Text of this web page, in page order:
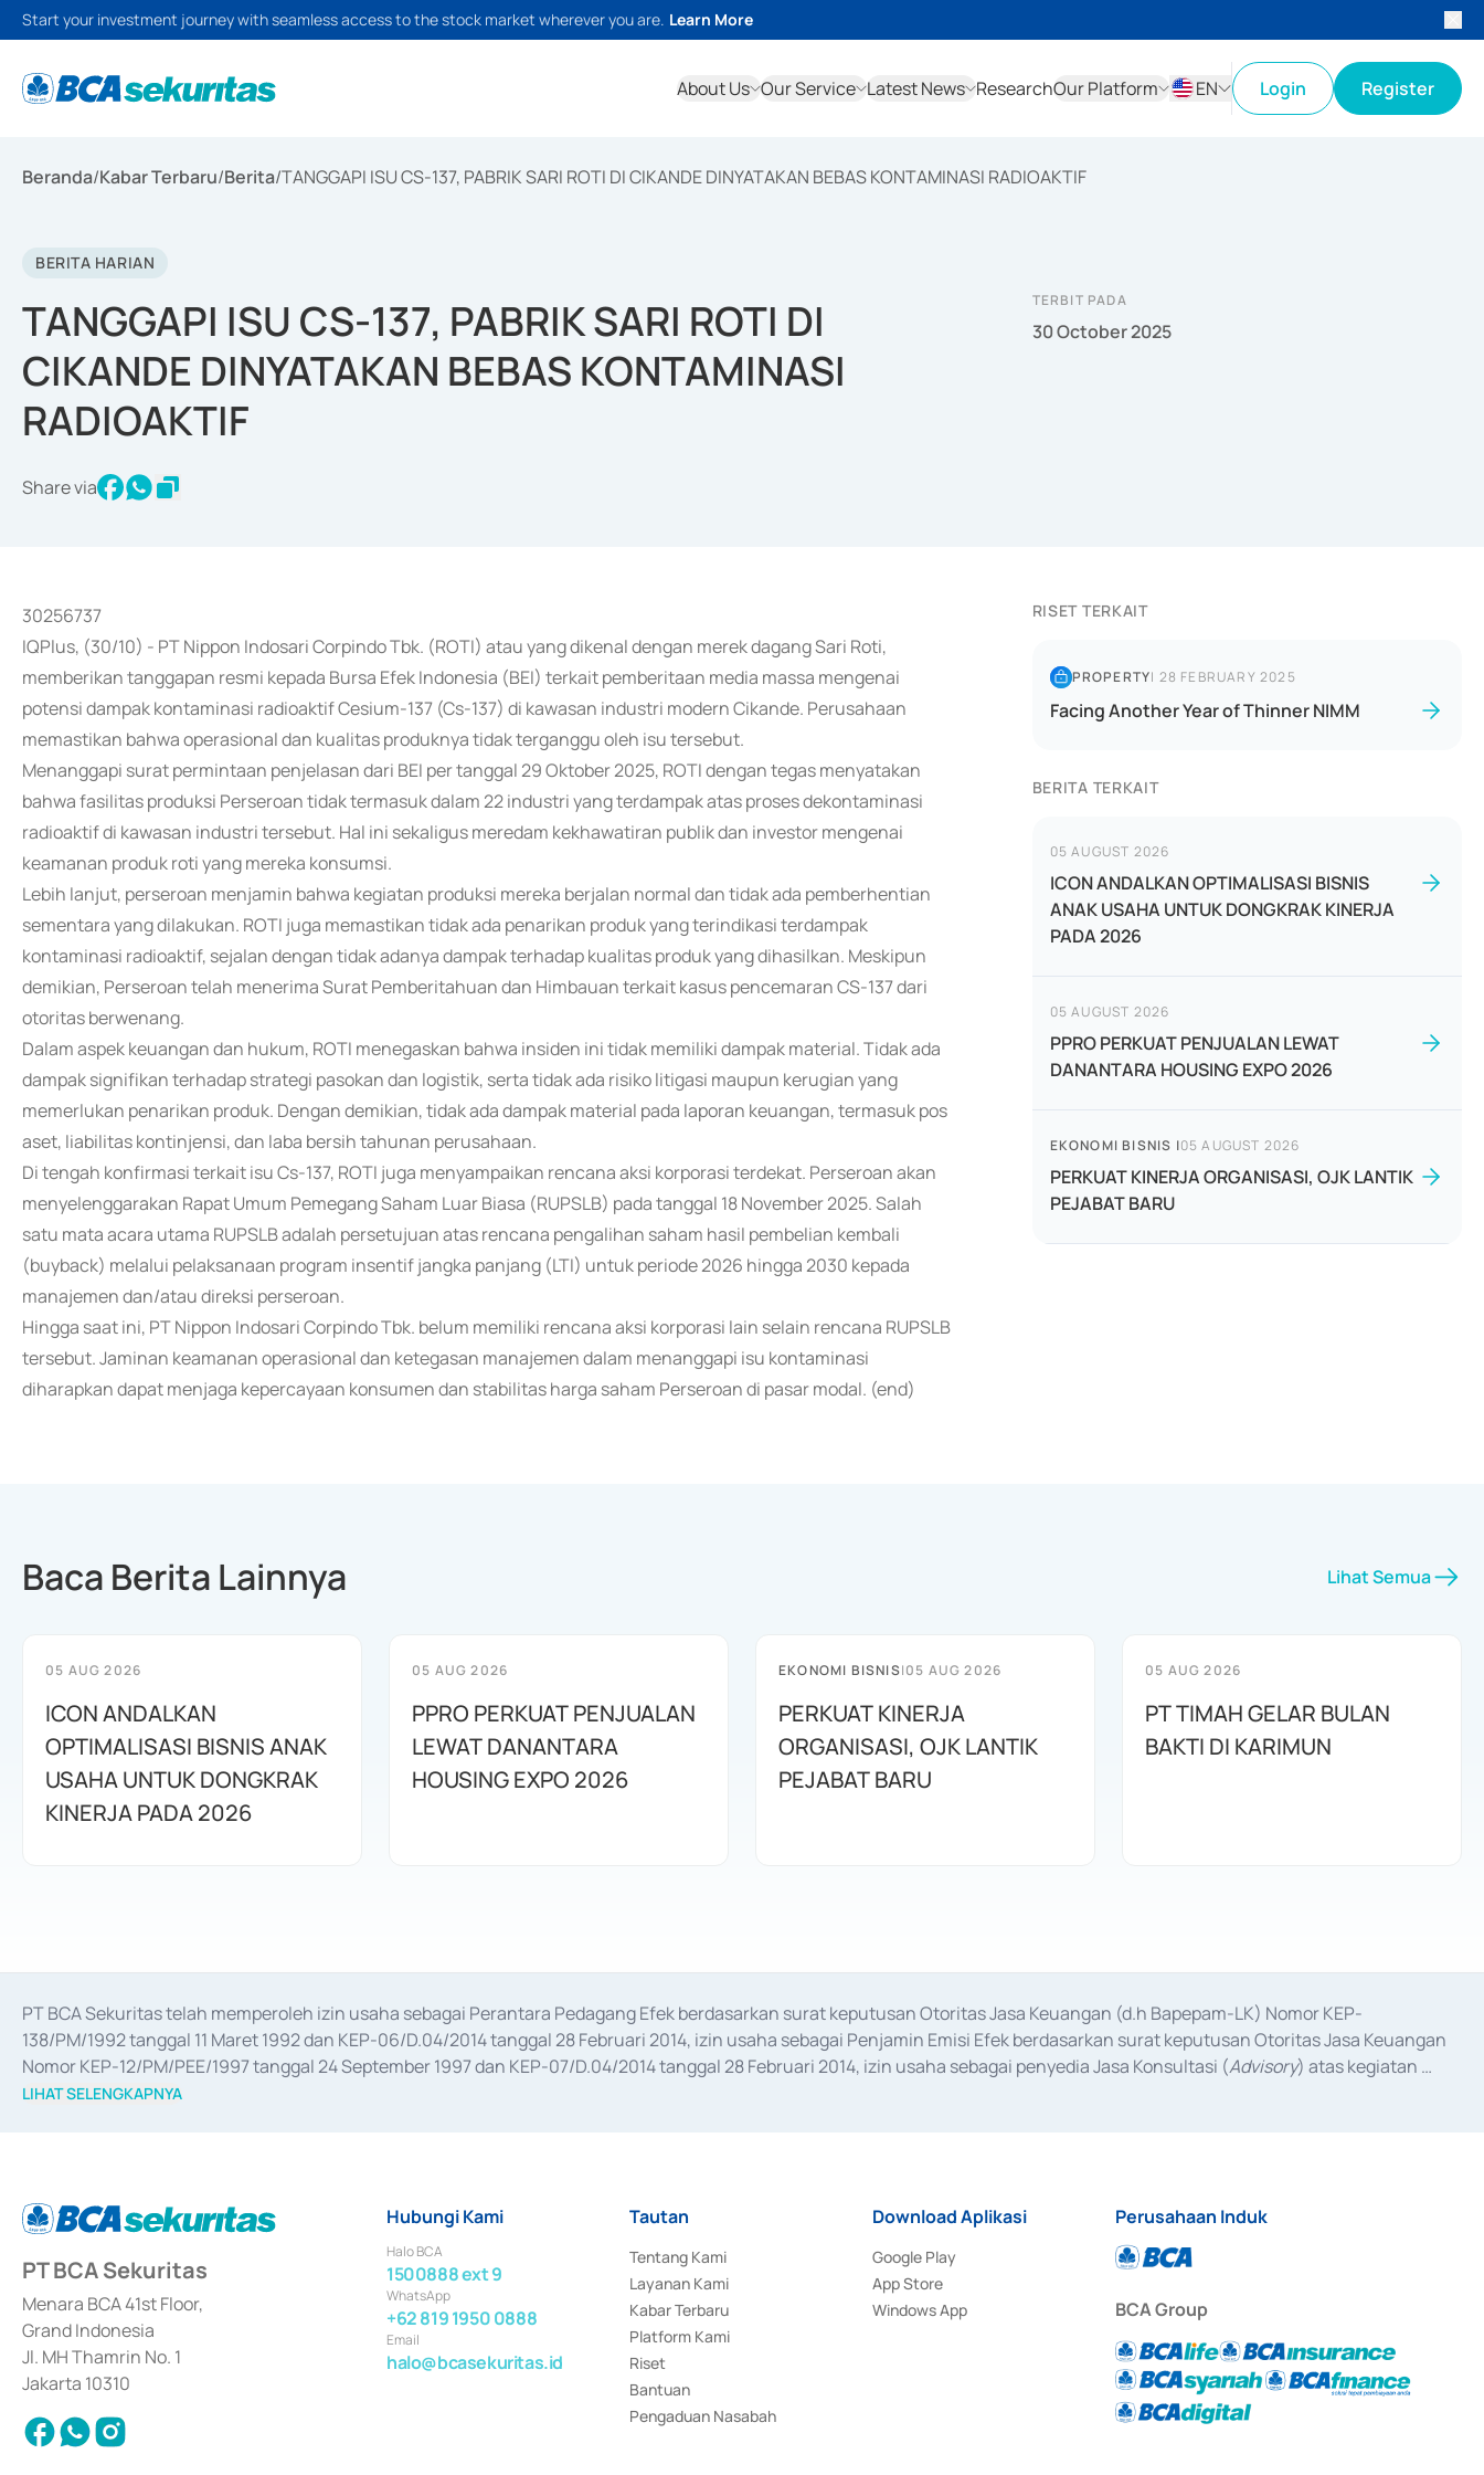
Start your investment journey with seamless access to the stock market wherever you are. Learn More
About Us Our Service Latest News ResearchOur Platform
EN
Login Register
Beranda/Kabar Terbaru/Berita/TANGGAPI ISU CS-137, PABRIK SARI ROTI DI CIKANDE DINYATAKAN BEBAS KONTAMINASI RADIOAKTIF
BERITA HARIAN
TANGGAPI ISU CS-137, PABRIK SARI ROTI DI
CIKANDE DINYATAKAN BEBAS KONTAMINASI
RADIOAKTIF
Share via
TERBIT PADA
30 October 2025
30256737
IQPlus, (30/10) - PT Nippon Indosari Corpindo Tbk. (ROTI) atau yang dikenal dengan merek dagang Sari Roti,
memberikan tanggapan resmi kepada Bursa Efek Indonesia (BEI) terkait pemberitaan media massa mengenai
potensi dampak kontaminasi radioaktif Cesium-137 (Cs-137) di kawasan industri modern Cikande. Perusahaan
memastikan bahwa operasional dan kualitas produknya tidak terganggu oleh isu tersebut.
Menanggapi surat permintaan penjelasan dari BEI per tanggal 29 Oktober 2025, ROTI dengan tegas menyatakan
bahwa fasilitas produksi Perseroan tidak termasuk dalam 22 industri yang terdampak atas proses dekontaminasi
radioaktif di kawasan industri tersebut. Hal ini sekaligus meredam kekhawatiran publik dan investor mengenai
keamanan produk roti yang mereka konsumsi.
Lebih lanjut, perseroan menjamin bahwa kegiatan produksi mereka berjalan normal dan tidak ada pemberhentian
sementara yang dilakukan. ROTI juga memastikan tidak ada penarikan produk yang terindikasi terdampak
kontaminasi radioaktif, sejalan dengan tidak adanya dampak terhadap kualitas produk yang dihasilkan. Meskipun
demikian, Perseroan telah menerima Surat Pemberitahuan dan Himbauan terkait kasus pencemaran CS-137 dari
otoritas berwenang.
Dalam aspek keuangan dan hukum, ROTI menegaskan bahwa insiden ini tidak memiliki dampak material. Tidak ada
dampak signifikan terhadap strategi pasokan dan logistik, serta tidak ada risiko litigasi maupun kerugian yang
memerlukan penarikan produk. Dengan demikian, tidak ada dampak material pada laporan keuangan, termasuk pos
aset, liabilitas kontinjensi, dan laba bersih tahunan perusahaan.
Di tengah konfirmasi terkait isu Cs-137, ROTI juga menyampaikan rencana aksi korporasi terdekat. Perseroan akan
menyelenggarakan Rapat Umum Pemegang Saham Luar Biasa (RUPSLB) pada tanggal 18 November 2025. Salah
satu mata acara utama RUPSLB adalah persetujuan atas rencana pengalihan saham hasil pembelian kembali
(buyback) melalui pelaksanaan program insentif jangka panjang (LTI) untuk periode 2026 hingga 2030 kepada
manajemen dan/atau direksi perseroan.
Hingga saat ini, PT Nippon Indosari Corpindo Tbk. belum memiliki rencana aksi korporasi lain selain rencana RUPSLB
tersebut. Jaminan keamanan operasional dan ketegasan manajemen dalam menanggapi isu kontaminasi
diharapkan dapat menjaga kepercayaan konsumen dan stabilitas harga saham Perseroan di pasar modal. (end)
RISET TERKAIT
PROPERTY| 28 FEBRUARY 2025
Facing Another Year of Thinner NIMM
BERITA TERKAIT
05 AUGUST 2026
ICON ANDALKAN OPTIMALISASI BISNIS
ANAK USAHA UNTUK DONGKRAK KINERJA
PADA 2026
05 AUGUST 2026
PPRO PERKUAT PENJUALAN LEWAT
DANANTARA HOUSING EXPO 2026
EKONOMI BISNIS |05 AUGUST 2026
PERKUAT KINERJA ORGANISASI, OJK LANTIK
PEJABAT BARU
Baca Berita Lainnya Lihat Semua
05 AUG 2026
ICON ANDALKAN
OPTIMALISASI BISNIS ANAK
USAHA UNTUK DONGKRAK
KINERJA PADA 2026
05 AUG 2026
PPRO PERKUAT PENJUALAN
LEWAT DANANTARA
HOUSING EXPO 2026
EKONOMI BISNIS|05 AUG 2026
PERKUAT KINERJA
ORGANISASI, OJK LANTIK
PEJABAT BARU
05 AUG 2026
PT TIMAH GELAR BULAN
BAKTI DI KARIMUN
PT BCA Sekuritas telah memperoleh izin usaha sebagai Perantara Pedagang Efek berdasarkan surat keputusan Otoritas Jasa Keuangan (d.h Bapepam-LK) Nomor KEP-
138/PM/1992 tanggal 11 Maret 1992 dan KEP-06/D.04/2014 tanggal 28 Februari 2014, izin usaha sebagai Penjamin Emisi Efek berdasarkan surat keputusan Otoritas Jasa Keuangan
Nomor KEP-12/PM/PEE/1997 tanggal 24 September 1997 dan KEP-07/D.04/2014 tanggal 28 Februari 2014, izin usaha sebagai penyedia Jasa Konsultasi (Advisory) atas kegiatan
merger, akuisisi, divestasi, dan
LIHAT SELENGKAPNYA
PT BCA Sekuritas
Menara BCA 41st Floor,
Grand Indonesia
Jl. MH Thamrin No. 1
Jakarta 10310
Hubungi Kami
Halo BCA
1500888 ext 9
WhatsApp
+62 819 1950 0888
Email
halo@bcasekuritas.id
Tautan
Tentang Kami
Layanan Kami
Kabar Terbaru
Platform Kami
Riset
Bantuan
Pengaduan Nasabah
Download Aplikasi
Google Play
App Store
Windows App
Perusahaan Induk
BCA Group